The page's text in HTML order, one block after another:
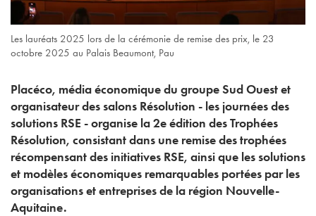
Les lauréats 2025 lors de la cérémonie de remise des prix, le 23
octobre 2025 au Palais Beaumont, Pau
Placéco, média économique du groupe Sud Ouest et
organisateur des salons Résolution - les journées des
solutions RSE - organise la 2e édition des Trophées
Résolution, consistant dans une remise des trophées
récompensant des initiatives RSE, ainsi que les solutions
et modèles économiques remarquables portées par les
organisations et entreprises de la région Nouvelle-
Aquitaine.